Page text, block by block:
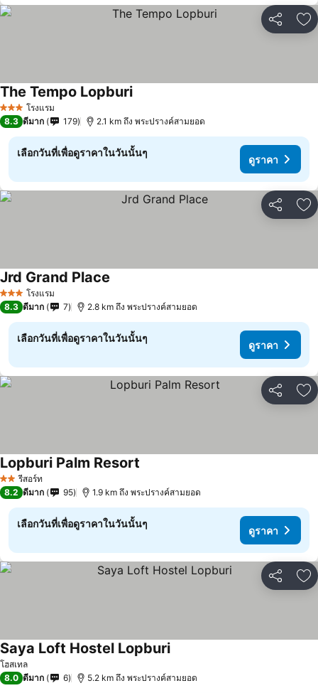
แชร์ เ
3 ดาว โรงแรม
The Tempo Lopburi
8.3 ดีมาก 179 2.1 km ถึง พระปรางค์สามยอด
เลือกวันที่เพื่อดูราคาในวันนั้นๆ
ดูราคา
แชร์ เ
3 ดาว โรงแรม
Jrd Grand Place
8.3 ดีมาก 7 2.8 km ถึง พระปรางค์สามยอด
เลือกวันที่เพื่อดูราคาในวันนั้นๆ
ดูราคา
แชร์ เ
2 ดาวรีสอร์ท
Lopburi Palm Resort
8.2 ดีมาก 95 1.9 km ถึง พระปรางค์สามยอด
เลือกวันที่เพื่อดูราคาในวันนั้นๆ
ดูราคา
แชร์ เ
โฮสเทล
Saya Loft Hostel Lopburi
8.0 ดีมาก 6 5.2 km ถึง พระปรางค์สามยอด